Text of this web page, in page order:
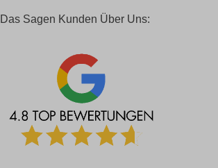
Das Sagen Kunden Über Uns: